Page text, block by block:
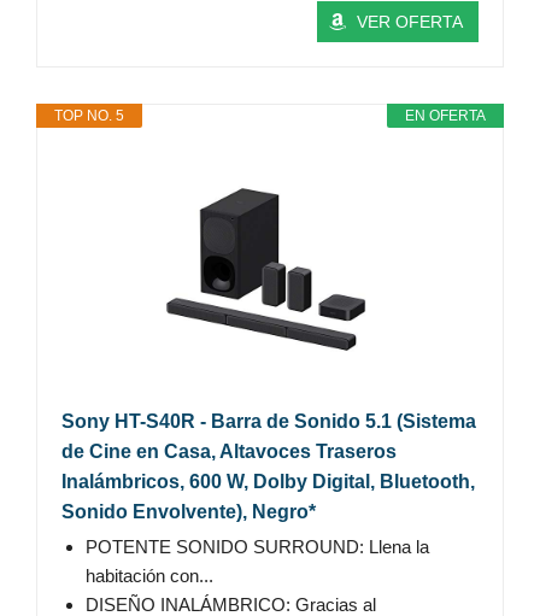
VER OFERTA
EN OFERTA
TOP NO. 5
Sony HT-S40R - Barra de Sonido 5.1 (Sistema
de Cine en Casa, Altavoces Traseros
Inalámbricos, 600 W, Dolby Digital, Bluetooth,
Sonido Envolvente), Negro*
POTENTE SONIDO SURROUND: Llena la
habitación con...
DISEÑO INALÁMBRICO: Gracias al